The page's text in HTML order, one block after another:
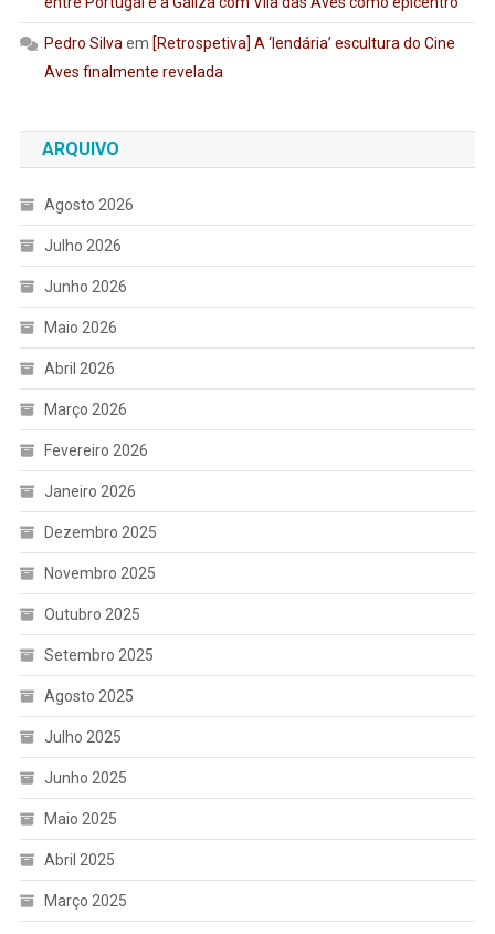
Pedro Silva em [Retrospetiva] A ‘lendária’ escultura do Cine
Aves finalmente revelada
ARQUIVO
Agosto 2026
Julho 2026
Junho 2026
Maio 2026
Abril 2026
Março 2026
Fevereiro 2026
Janeiro 2026
Dezembro 2025
Novembro 2025
Outubro 2025
Setembro 2025
Agosto 2025
Julho 2025
Junho 2025
Maio 2025
Abril 2025
Março 2025